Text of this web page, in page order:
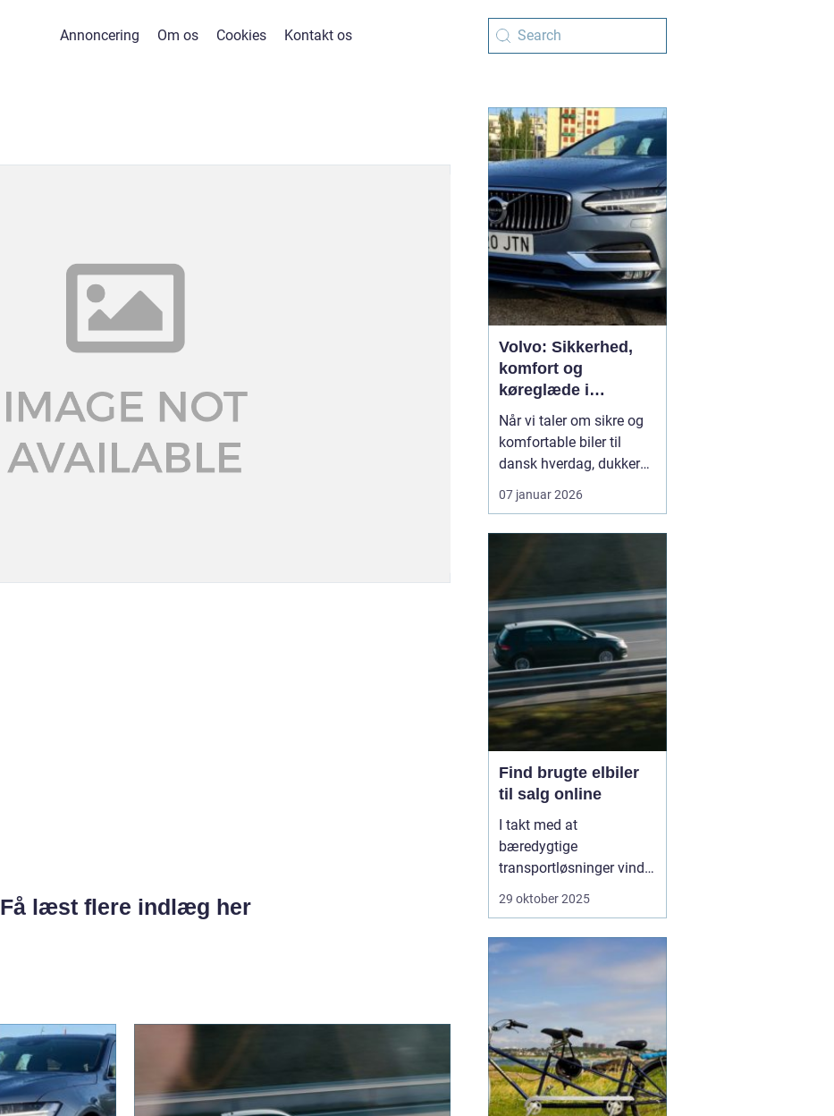
Annoncering Om os Cookies Kontakt os
Få læst flere indlæg her
Volvo: Sikkerhed,
komfort og
køreglæde i
hverdagen
Når vi taler om sikre og
komfortable biler til
dansk hverdag, dukker
Volvo næsten altid op.
Bilmærket har i årtier
holdbarhed. I dag er
fokus udvide...
07 januar 2026
Find brugte elbiler
til salg online
I takt med at
bæredygtige
transportløsninger vinder
frem, ser flere og flere
alternativ til
Elbilerne tilbyder ikke
blot en grønnere
køreoplevelse, men o...
29 oktober 2025